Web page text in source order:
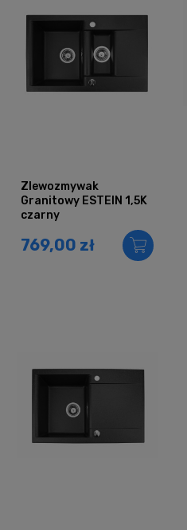
Zlewozmywak
Granitowy ESTEIN 1,5K
czarny
769,00 zł